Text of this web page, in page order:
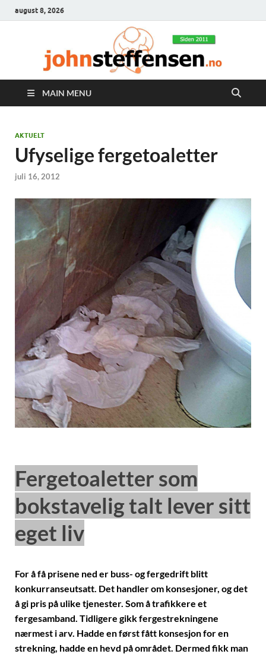
august 8, 2026
MAIN MENU
AKTUELT
Ufyselige fergetoaletter
juli 16, 2012
Fergetoaletter som
bokstavelig talt lever sitt
eget liv
For å få prisene ned er buss- og fergedrift blitt
konkurranseutsatt. Det handler om konsesjoner, og det
å gi pris på ulike tjenester. Som å trafikkere et
fergesamband. Tidligere gikk fergestrekningene
nærmest i arv. Hadde en først fått konsesjon for en
strekning, hadde en hevd på området. Dermed fikk man